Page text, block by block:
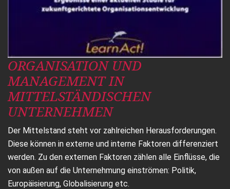
ORGANISATION UND
MANAGEMENT IN
MITTELSTÄNDISCHEN
UNTERNEHMEN
Der Mittelstand steht vor zahlreichen Herausforderungen.
Diese können in externe und interne Faktoren differenziert
werden. Zu den externen Faktoren zählen alle Einflüsse, die
von außen auf die Unternehmung einströmen: Politik,
Europäisierung, Globalisierung etc.